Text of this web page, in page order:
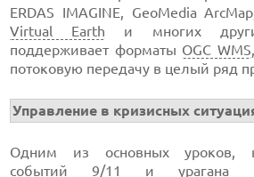
ERDAS IMAGINE, GeoMedia
Virtual Earth и многих
поддерживает форматы OGC WMS,
потоковую передачу в целый ряд
Управление в кризисных
Одним из основных уроков,
событий 9/11 и урагана